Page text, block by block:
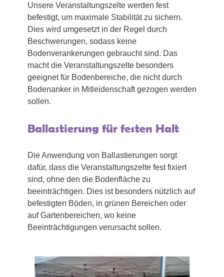
Unsere Veranstaltungszelte werden fest
befestigt, um maximale Stabilität zu sichern.
Dies wird umgesetzt in der Regel durch
Beschwerungen, sodass keine
Bodenverankerungen gebraucht sind. Das
macht die Veranstaltungszelte besonders
geeignet für Bodenbereiche, die nicht durch
Bodenanker in Mitleidenschaft gezogen werden
sollen.
Ballastierung für festen Halt
Die Anwendung von Ballastierungen sorgt
dafür, dass die Veranstaltungszelte fest fixiert
sind, ohne den die Bodenfläche zu
beeinträchtigen. Dies ist besonders nützlich auf
befestigten Böden, in grünen Bereichen oder
auf Gartenbereichen, wo keine
Beeinträchtigungen verursacht sollen.